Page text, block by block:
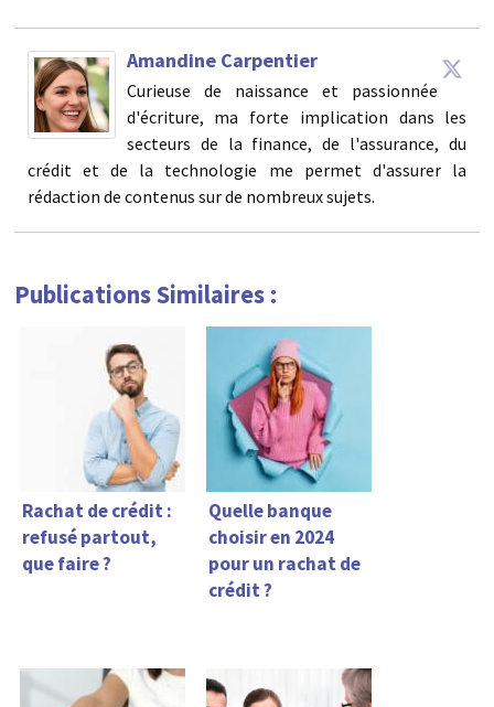
Amandine Carpentier
Curieuse de naissance et passionnée
d'écriture, ma forte implication dans les
secteurs de la finance, de l'assurance, du
crédit et de la technologie me permet d'assurer la
rédaction de contenus sur de nombreux sujets.
Publications Similaires :
Rachat de crédit :
refusé partout,
que faire ?
Quelle banque
choisir en 2024
pour un rachat de
crédit ?